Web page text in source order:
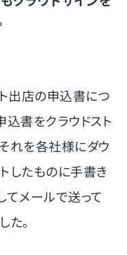
出店の申込書につ
書をクラウドスト
れを各社様にダウ
したものに手書き
てメールで送って
た。